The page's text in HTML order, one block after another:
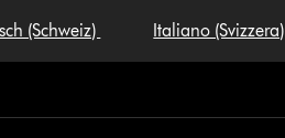
(Schweiz) Italiano (Svizzera)